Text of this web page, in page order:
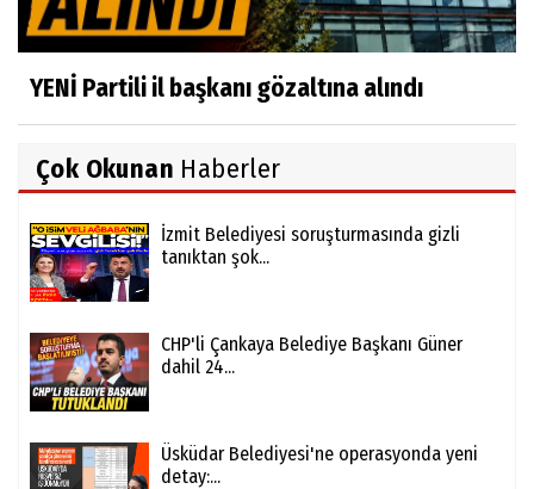
YENİ Partili il başkanı gözaltına alındı
Çok Okunan Haberler
İzmit Belediyesi soruşturmasında gizli
tanıktan şok...
CHP'li Çankaya Belediye Başkanı Güner
dahil 24...
Üsküdar Belediyesi'ne operasyonda yeni
detay:...